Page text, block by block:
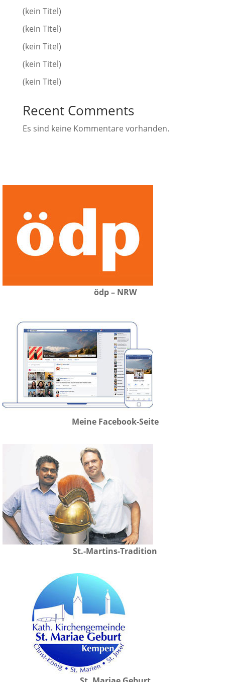
(kein Titel)
(kein Titel)
(kein Titel)
(kein Titel)
(kein Titel)
Recent Comments
Es sind keine Kommentare vorhanden.
ödp – NRW
Meine Facebook-Seite
St.-Martins-Tradition